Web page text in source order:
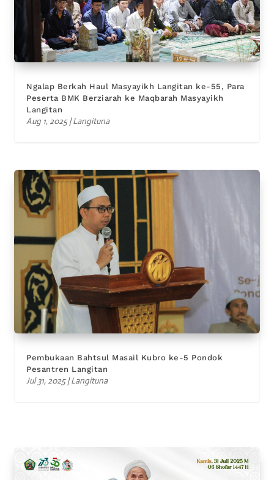
Ngalap Berkah Haul Masyayikh Langitan ke-55, Para
Peserta BMK Berziarah ke Maqbarah Masyayikh
Langitan
Aug 1, 2025|Langituna
Pembukaan Bahtsul Masail Kubro ke-5 Pondok
Pesantren Langitan
Jul 31, 2025|Langituna